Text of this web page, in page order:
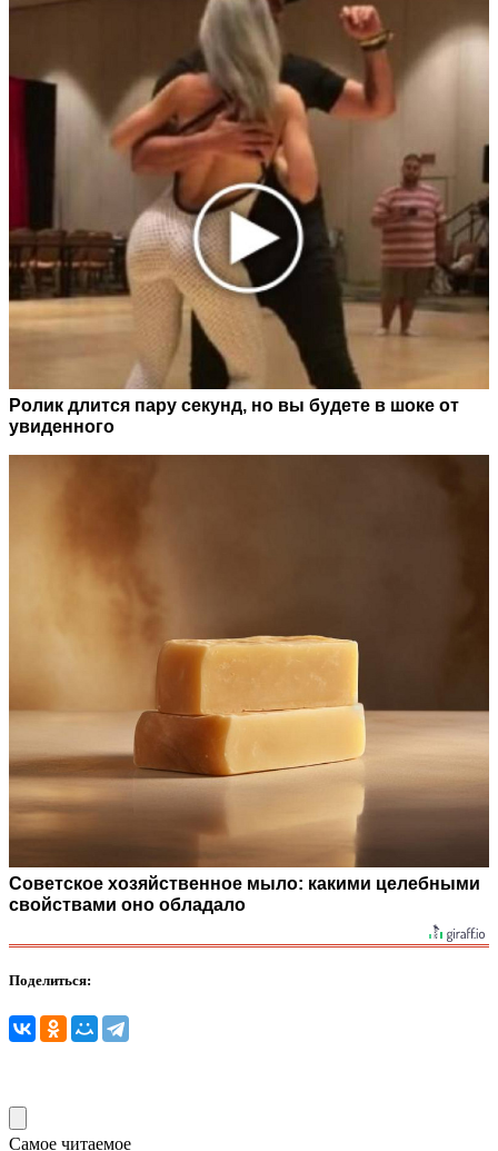
Ролик длится пару секунд, но вы будете в шоке от
увиденного
Советское хозяйственное мыло: какими целебными
свойствами оно обладало
Поделиться:
Самое читаемое